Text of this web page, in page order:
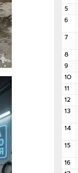
5
6
7
8
9
10
11
12
13
14
15
16